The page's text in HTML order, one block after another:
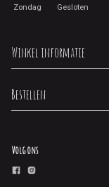
Zondag
Gesloten
Winkel informatie
Bestellen
Volg ons